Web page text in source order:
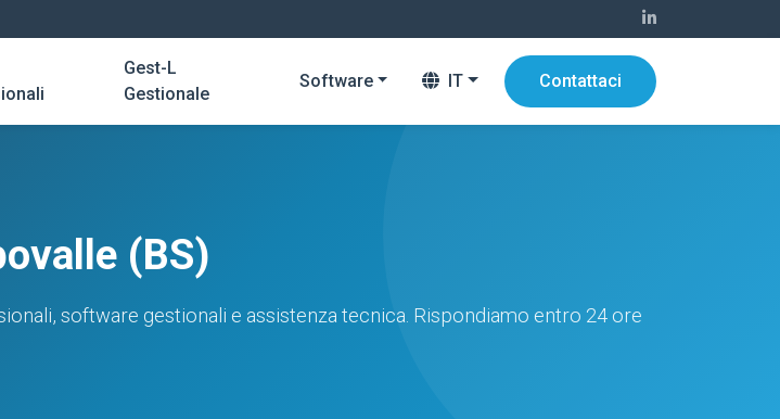
Gest-L
Gestionale
Software IT Contattaci
(BS)
software gestionali e assistenza tecnica. Rispondiamo entro 24 ore